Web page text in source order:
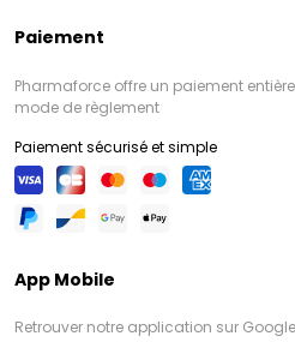
Paiement
Pharmaforce offre un paiement
mode de règlement
Paiement sécurisé et simple
App Mobile
Retrouver notre application sur